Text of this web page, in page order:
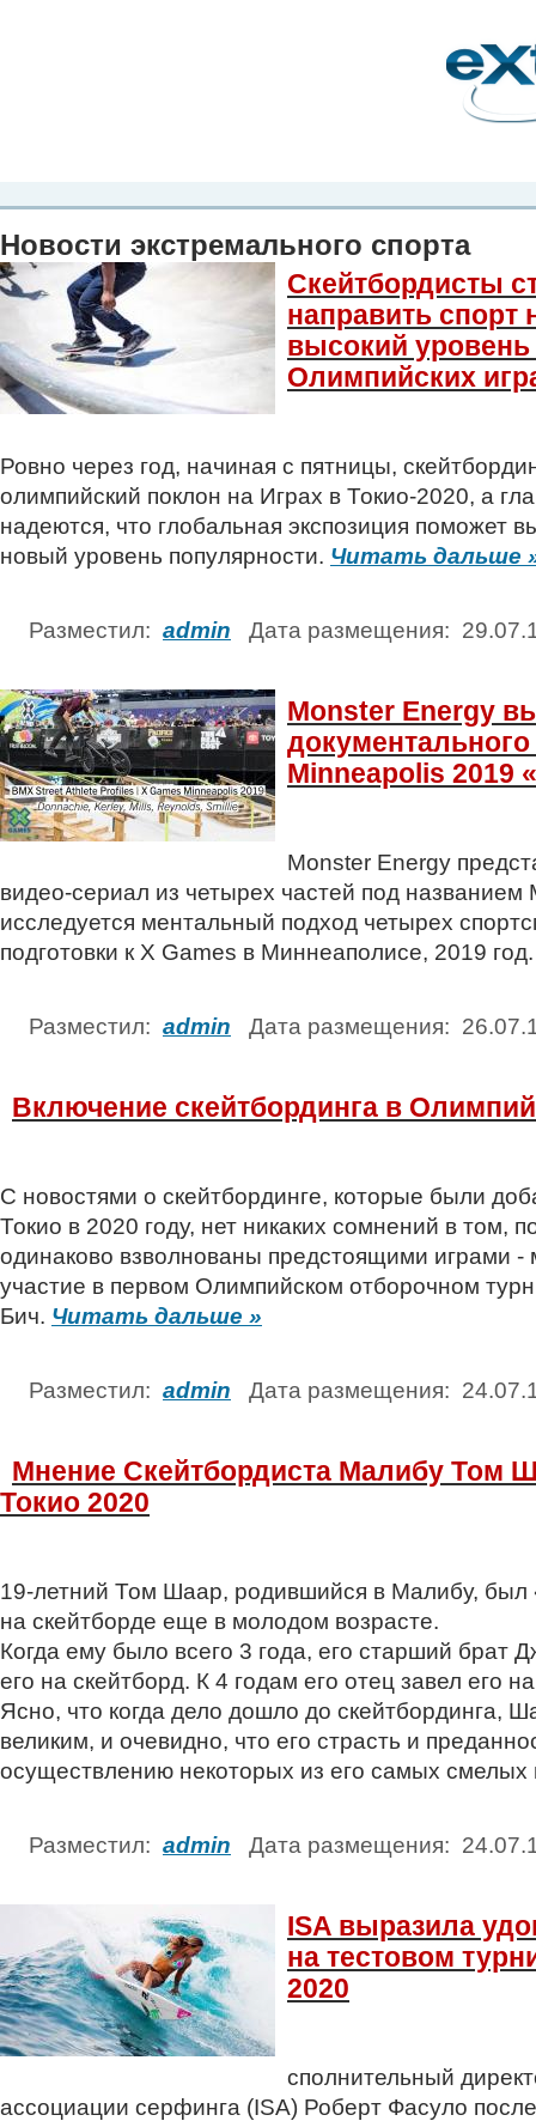
Новости экстремального спорта
Скейтбордисты
направить спорт
высокий уровень
Олимпийских
Ровно через год, начиная с пятницы,
олимпийский поклон на Играх в Токио-2020, а
надеются, что глобальная экспозиция поможет
новый уровень популярности. Читать дальше
Разместил: admin Дата размещения:
Monster Energy
Minneapolis 2019
Monster Energy
видео-сериал из четырех частей под названием
исследуется ментальный подход четырех
подготовки к X Games в Миннеаполисе, 2019
Разместил: admin Дата размещения:
Включение скейтбординга в
С новостями о скейтбординге, которые были
Токио в 2020 году, нет никаких сомнений в том,
одинаково взволнованы предстоящими играми -
участие в первом Олимпийском отборочном
Бич. Читать дальше »
Разместил: admin Дата размещения:
Мнение Скейтбордиста Малибу Том
Токио 2020
19-летний Том Шаар, родившийся в Малибу, был
на скейтборде еще в молодом возрасте.
Когда ему было всего 3 года, его старший брат
его на скейтборд. К 4 годам его отец завел его
Ясно, что когда дело дошло до скейтбординга,
великим, и очевидно, что его страсть и
осуществлению некоторых из его самых
Разместил: admin Дата размещения:
ISA выразила
на тестовом
2020
сполнительный
ассоциации серфинга (ISA) Роберт Фасуло